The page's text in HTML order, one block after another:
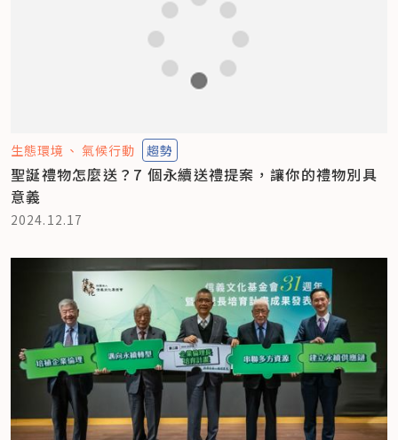
生態環境 氣候行動 趨勢
聖誕禮物怎麼送？7 個永續送禮提案，讓你的禮物別具
意義
2024.12.17